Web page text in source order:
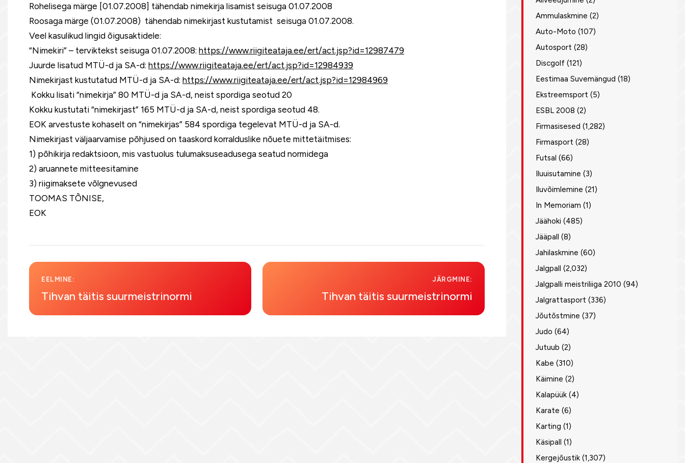
Rohelisega märge [01.07.2008] tähendab nimekirja lisamist seisuga 01.07.2008
Roosaga märge (01.07.2008) tähendab nimekirjast kustutamist seisuga 01.07.2008.
Veel kasulikud lingid õigusaktidele:
“Nimekiri” – terviktekst seisuga 01.07.2008: https://www.riigiteataja.ee/ert/act.jsp?id=12987479
Juurde lisatud MTÜ-d ja SA-d: https://www.riigiteataja.ee/ert/act.jsp?id=12984939
Nimekirjast kustutatud MTÜ-d ja SA-d: https://www.riigiteataja.ee/ert/act.jsp?id=12984969
Kokku lisati “nimekirja” 80 MTÜ-d ja SA-d, neist spordiga seotud 20
Kokku kustutati “nimekirjast” 165 MTÜ-d ja SA-d, neist spordiga seotud 48.
EOK arvestuste kohaselt on “nimekirjas” 584 spordiga tegelevat MTÜ-d ja SA-d.
Nimekirjast väljaarvamise põhjused on taaskord korralduslike nõuete mittetäitmises:
1) põhikirja redaktsioon, mis vastuolus tulumaksuseadusega seatud normidega
2) aruannete mitteesitamine
3) riigimaksete võlgnevused
TOOMAS TÕNISE,
EOK
EELMINE:
Tihvan täitis suurmeistrinormi
JÄRGMINE:
Tihvan täitis suurmeistrinormi
Ammulaskmine (2)
Auto-Moto (107)
Autosport (28)
Discgolf (121)
Eestimaa Suvemängud (18)
Ekstreemsport (5)
ESBL 2008 (2)
Firmasisesed (1,282)
Firmasport (28)
Futsal (66)
Iluuisutamine (3)
Iluvõimlemine (21)
In Memoriam (1)
Jäähoki (485)
Jääpall (8)
Jahilaskmine (60)
Jalgpall (2,032)
Jalgpalli meistriliiga 2010 (94)
Jalgrattasport (336)
Jõutõstmine (37)
Judo (64)
Jutuub (2)
Kabe (310)
Käimine (2)
Kalapüük (4)
Karate (6)
Karting (1)
Käsipall (1)
Kergejõustik (1,307)